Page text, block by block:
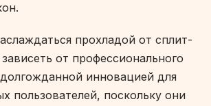
прохладой от сплит-
от профессионального
инновацией для
пользователей, поскольку они